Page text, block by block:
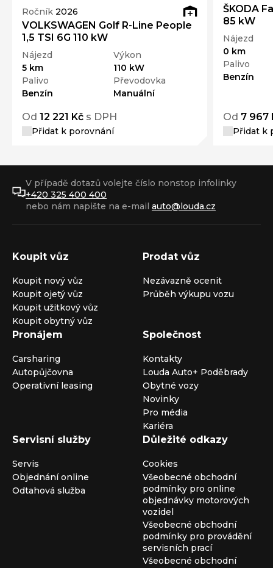
Ročník 2026
VOLKSWAGEN Golf R-Line People
1,5 TSI 6G 110 kW
Nájezd
5 km
Výkon
110 kW
Palivo
Benzín
Převodovka
Manuální
Od 12 221 Kč s DPH
Přidat k porovnání
ŠKODA
85 kW
Nájezd
0 km
Palivo
Benzín
Od 7 967
Přidat k
V případě dotazů volejte číslo nonstop infolinky
+420 325 400 400
nebo nám napište na e-mail auto@louda.cz
Koupit vůz
Koupit nový vůz
Koupit ojetý vůz
Koupit užitkový vůz
Koupit obytný vůz
Prodat vůz
Nezávazně ocenit
Průběh výkupu vozu
Pronájem
Carsharing
Autopůjčovna
Operativní leasing
Společnost
Kontakty
Louda Auto+ Poděbrady
Obytné vozy
Novinky
Pro média
Kariéra
Servisní služby
Servis
Objednání online
Odtahová služba
Důležité odkazy
Cookies
Všeobecné obchodní
podmínky pro online
objednávky motorových
vozidel
Všeobecné obchodní
podmínky pro provádění
servisních prací
Všeobecné obchodní